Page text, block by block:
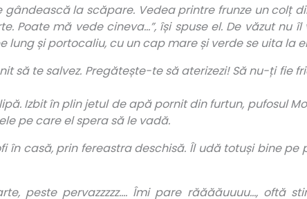
la scăpare. Vedea printre frunze un colț
mă vede cineva…”, își spuse el. De văzut nu
și portocaliu, cu un cap mare și verde se uita la
să te salvez. Pregătește-te să aterizezi! Să nu-ți fie
Izbit în plin jetul de apă pornit din furtun, pufosul
pe care el spera să le vadă.
casă, prin fereastra deschisă. Îl udă totuși bine pe
peste pervazzzzz…. Îmi pare răăăăuuuu…, oftă